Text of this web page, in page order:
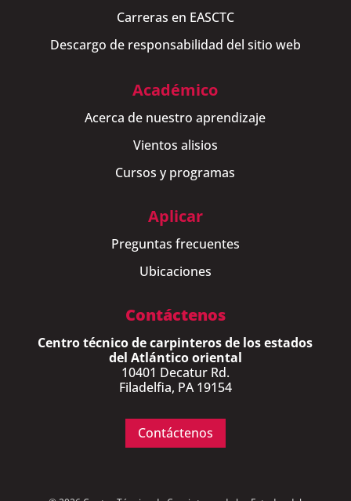
Carreras en EASCTC
Descargo de responsabilidad del sitio web
Académico
Acerca de nuestro aprendizaje
Vientos alisios
Cursos y programas
Aplicar
Preguntas frecuentes
Ubicaciones
Contáctenos
Centro técnico de carpinteros de los estados
del Atlántico oriental
10401 Decatur Rd.
Filadelfia, PA 19154
Contáctenos